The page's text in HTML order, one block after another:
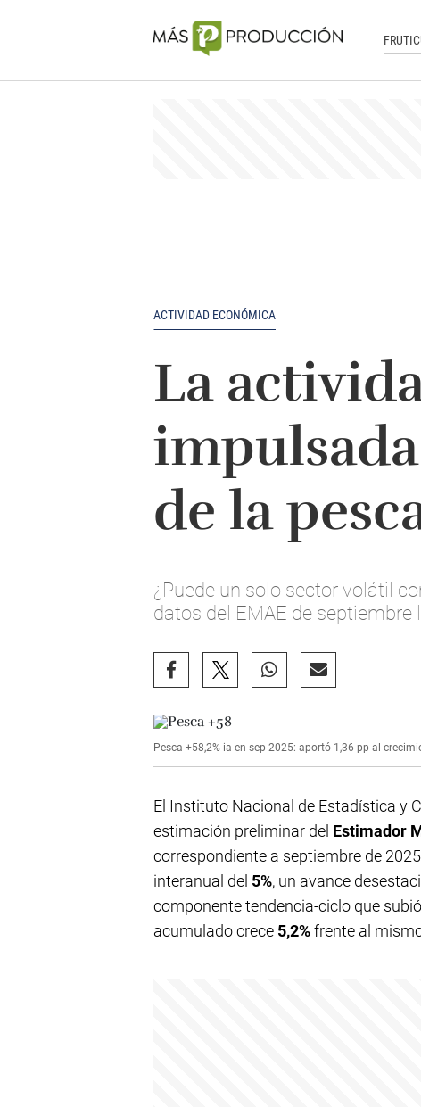
ACTIVIDAD ECONÓMICA
La
de la
¿Puede un solo sector volátil
datos del EMAE de septiembre
Pesca +58,2% ia en sep-2025: aportó 1,36 pp al
El Instituto Nacional de Estadística y
estimación preliminar del Estimador
correspondiente a septiembre de
interanual del 5%, un avance
componente tendencia-ciclo que
acumulado crece 5,2%frente al